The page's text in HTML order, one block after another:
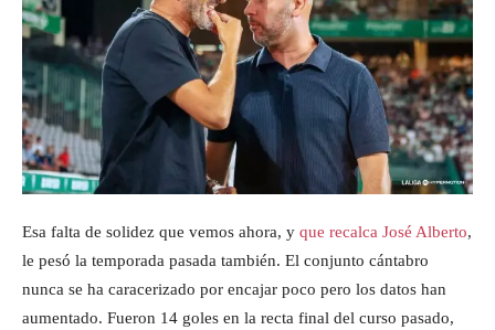
Esa falta de solidez que vemos ahora, y que recalca José Alberto,
le pesó la temporada pasada también. El conjunto cántabro
nunca se ha caracerizado por encajar poco pero los datos han
aumentado. Fueron 14 goles en la recta final del curso pasado,